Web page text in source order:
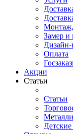
Замер и
Дизайн-
Оплата
Акции
Статьи
Статьи